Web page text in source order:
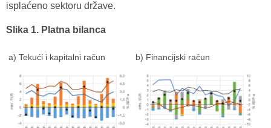
isplaćeno sektoru države.
Slika 1. Platna bilanca
a) Tekući i kapitalni račun b) Financijski račun